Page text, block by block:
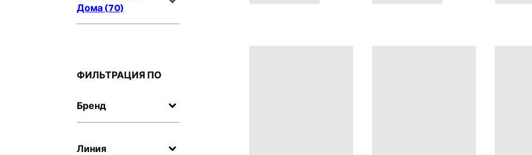
Дома (70)
ФИЛЬТРАЦИЯ ПО
Бренд
Линия